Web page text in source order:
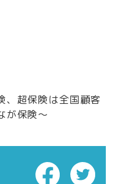
、超保険は全国顧客
が保険～